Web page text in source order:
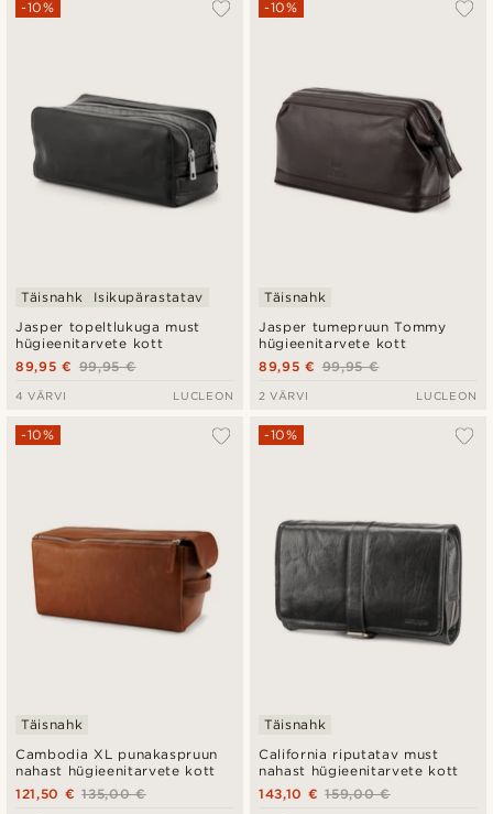
Jasper topeltlukuga must
hügieenitarvete kott
-10%
Täisnahk Isikupärastatav
99,95 €
89,95 €
4 VÄRVI LUCLEON
Jasper tumepruun Tommy
hügieenitarvete kott
-10%
Täisnahk
99,95 €
89,95 €
2 VÄRVI LUCLEON
Cambodia XL punakaspruun
nahast hügieenitarvete kott
-10%
Täisnahk
135,00 €
121,50 €
California riputatav must
nahast hügieenitarvete kott
-10%
Täisnahk
159,00 €
143,10 €